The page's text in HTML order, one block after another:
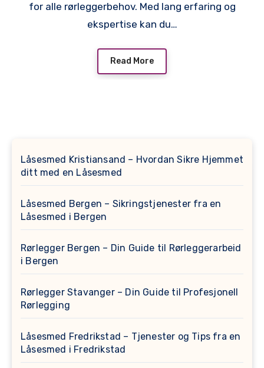
for alle rørleggerbehov. Med lang erfaring og
ekspertise kan du…
Read More
Låsesmed Kristiansand – Hvordan Sikre Hjemmet
ditt med en Låsesmed
Låsesmed Bergen – Sikringstjenester fra en
Låsesmed i Bergen
Rørlegger Bergen – Din Guide til Rørleggerarbeid
i Bergen
Rørlegger Stavanger – Din Guide til Profesjonell
Rørlegging
Låsesmed Fredrikstad – Tjenester og Tips fra en
Låsesmed i Fredrikstad